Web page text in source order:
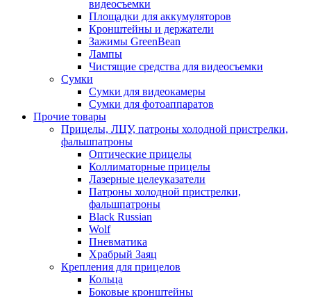
видеосъемки
Площадки для аккумуляторов
Кронштейны и держатели
Зажимы GreenBean
Лампы
Чистящие средства для видеосъемки
Сумки
Сумки для видеокамеры
Сумки для фотоаппаратов
Прочие товары
Прицелы, ЛЦУ, патроны холодной пристрелки,
фальшпатроны
Оптические прицелы
Коллиматорные прицелы
Лазерные целеуказатели
Патроны холодной пристрелки,
фальшпатроны
Black Russian
Wolf
Пневматика
Храбрый Заяц
Крепления для прицелов
Кольца
Боковые кронштейны